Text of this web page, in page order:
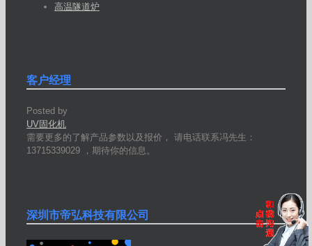
高温隧道炉
客户经理
Posted by
UV固化机
需要更多的了解产品参数以及报价， 请电话联系冯先生：
13715339029 ，期待你的信息。
深圳市帝弘科技有限公司